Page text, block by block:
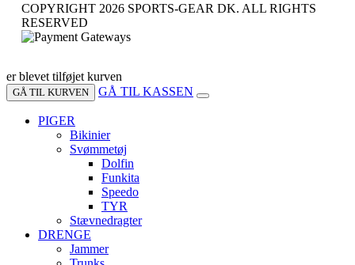
COPYRIGHT 2026 SPORTS-GEAR DK. ALL RIGHTS
RESERVED
er blevet tilføjet kurven
GÅ TIL KURVEN GÅ TIL KASSEN
PIGER
Bikinier
Svømmetøj
Dolfin
Funkita
Speedo
TYR
Stævnedragter
DRENGE
Jammer